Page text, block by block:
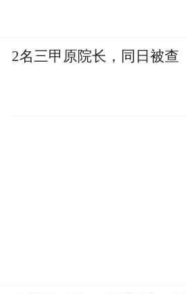
2名三甲原院长，同日被查